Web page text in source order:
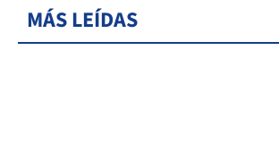
MÁS LEÍDAS